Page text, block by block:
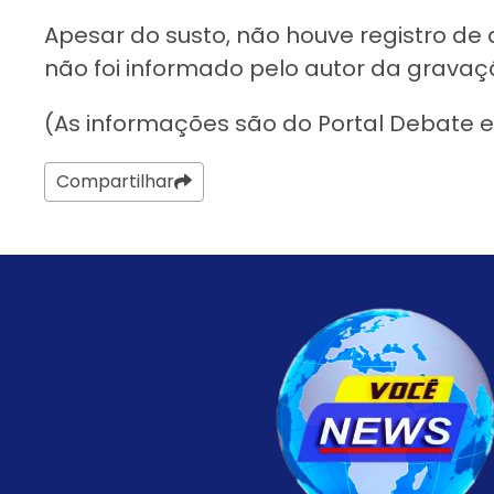
Apesar do susto, não houve registro
não foi informado pelo autor da
(As informações são do Portal Debate
Compartilhar